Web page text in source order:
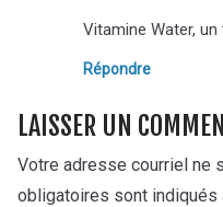
Vitamine Water,
Répondre
LAISSER UN
Votre adresse courriel ne
obligatoires sont indiqués